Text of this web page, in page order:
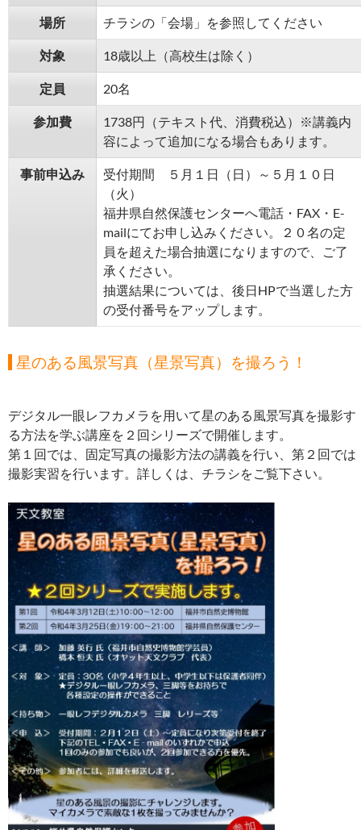
場所 チラシの「会場」を参照してください
対象 18歳以上（高校生は除く）
定員 20名
参加費
1738円（テキスト代、消費税込）※講義内
容によって追加になる場合もあります。
事前申込み
受付期間 ５月１日（日）～５月１０日
（火）
福井県自然保護センターへ電話・FAX・E-
mailにてお申し込みください。２０名の定
員を超えた場合抽選になりますので、ご了
承ください。
抽選結果については、後日HPで当選した方
の受付番号をアップします。
星のある風景写真（星景写真）を撮ろう！
デジタル一眼レフカメラを用いて星のある風景写真を撮影す
る方法を学ぶ講座を２回シリーズで開催します。
第１回では、固定写真の撮影方法の講義を行い、第２回では
撮影実習を行います。詳しくは、チラシをご覧下さい。